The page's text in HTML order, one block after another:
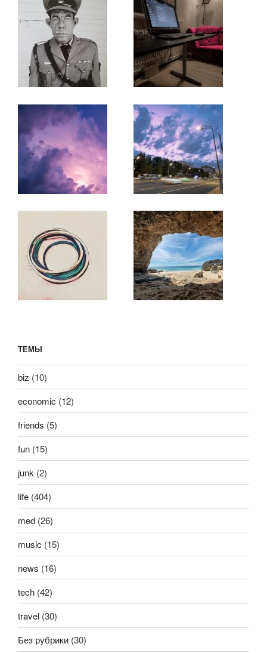
ТЕМЫ
biz (10)
economic (12)
friends (5)
fun (15)
junk (2)
life (404)
med (26)
music (15)
news (16)
tech (42)
travel (30)
Без рубрики (30)